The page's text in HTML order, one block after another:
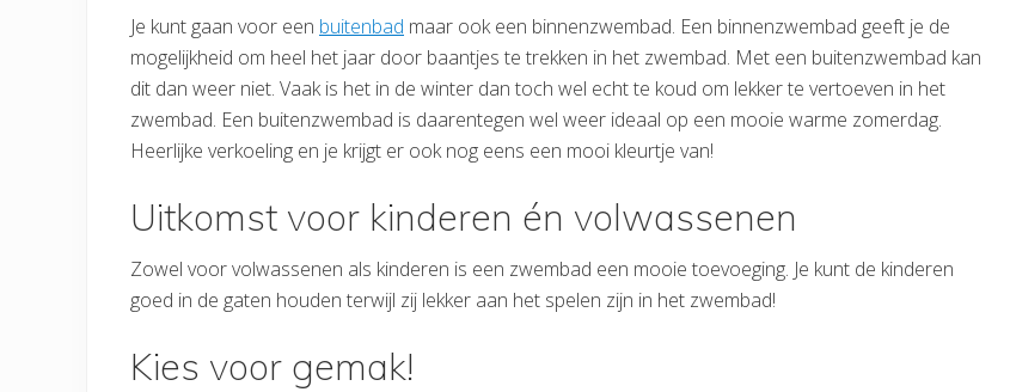
Je kunt gaan voor een buitenbad maar ook een binnenzwembad. Een binnenzwembad geeft je de
mogelijkheid om heel het jaar door baantjes te trekken in het zwembad. Met een buitenzwembad kan
dit dan weer niet. Vaak is het in de winter dan toch wel echt te koud om lekker te vertoeven in het
zwembad. Een buitenzwembad is daarentegen wel weer ideaal op een mooie warme zomerdag.
Heerlijke verkoeling en je krijgt er ook nog eens een mooi kleurtje van!
Uitkomst voor kinderen én volwassenen
Zowel voor volwassenen als kinderen is een zwembad een mooie toevoeging. Je kunt de kinderen
goed in de gaten houden terwijl zij lekker aan het spelen zijn in het zwembad!
Kies voor gemak!